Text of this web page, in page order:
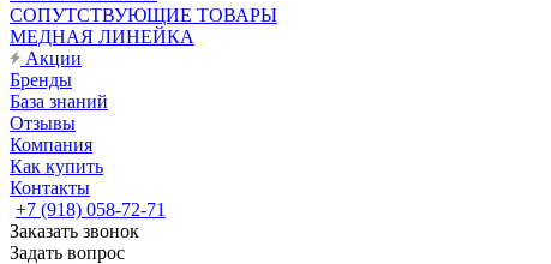
СОПУТСТВУЮЩИЕ ТОВАРЫ
МЕДНАЯ ЛИНЕЙКА
Акции
Бренды
База знаний
Отзывы
Компания
Как купить
Контакты
+7 (918) 058-72-71
Заказать звонок
Задать вопрос